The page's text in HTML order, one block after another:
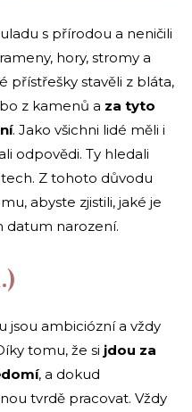
s přírodou a neničili
hory, stromy a
přístřešky stavěli z bláta,
z kamenů a za tyto
. Jako všichni lidé měli i
odpovědi. Ty hledali
Z tohoto důvodu
abyste zjistili, jaké je
datum narození.
jsou ambiciózní a vždy
tomu, že si jdou za
, a dokud
tvrdě pracovat. Vždy